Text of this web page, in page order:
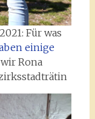
Für was
einige
Rona